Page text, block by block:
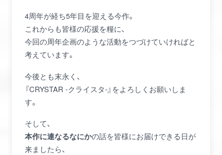
4周年が経ち5年目を迎える今作。
これからも皆様の応援を糧に、
今回の周年企画のような活動をつづけていければと
考えています。
今後とも末永く、
『CRYSTAR -クライスタ-』をよろしくお願いしま
す。
そして、
本作に連なるなにかの話を皆様にお届けできる日が
来ましたら、